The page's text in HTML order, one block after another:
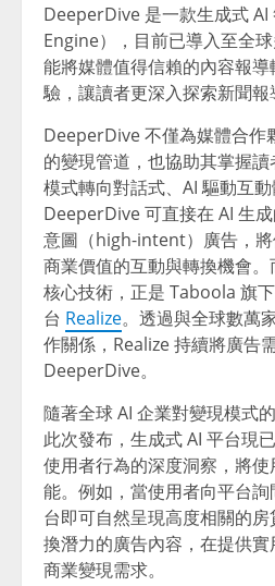
DeeperDive 是一款生成式
Engine），目前已導入至全
能將媒體值得信賴的內容報
驗，讓讀者更深入探索新聞報
DeeperDive 不僅為媒體合作
的變現管道，也協助其掌握
模式轉向對話式、AI 驅動互動
DeeperDive 可直接在 AI 生
意圖（high-intent）廣告，
商業價值的互動與轉換機會
核心技術，正是 Taboola 旗
台 Realize。透過與全球數萬
作關係，Realize 持續將廣告
DeeperDive。
隨著全球 AI 企業對變現模式
此次發布，生成式 AI 平台現
使用者行為的深度洞察，將
能。例如，當使用者向平台
台即可自然呈現高度相關的
換潛力的廣告內容，在提供
商業變現需求。